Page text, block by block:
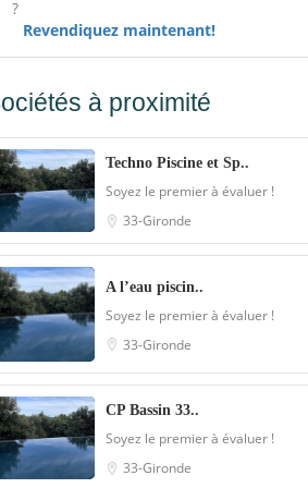
?
Revendiquez maintenant!
à proximité
Techno Piscine et Sp..
Soyez le premier à évaluer !
33-Gironde
A l’eau piscin..
Soyez le premier à évaluer !
33-Gironde
CP Bassin 33..
Soyez le premier à évaluer !
33-Gironde